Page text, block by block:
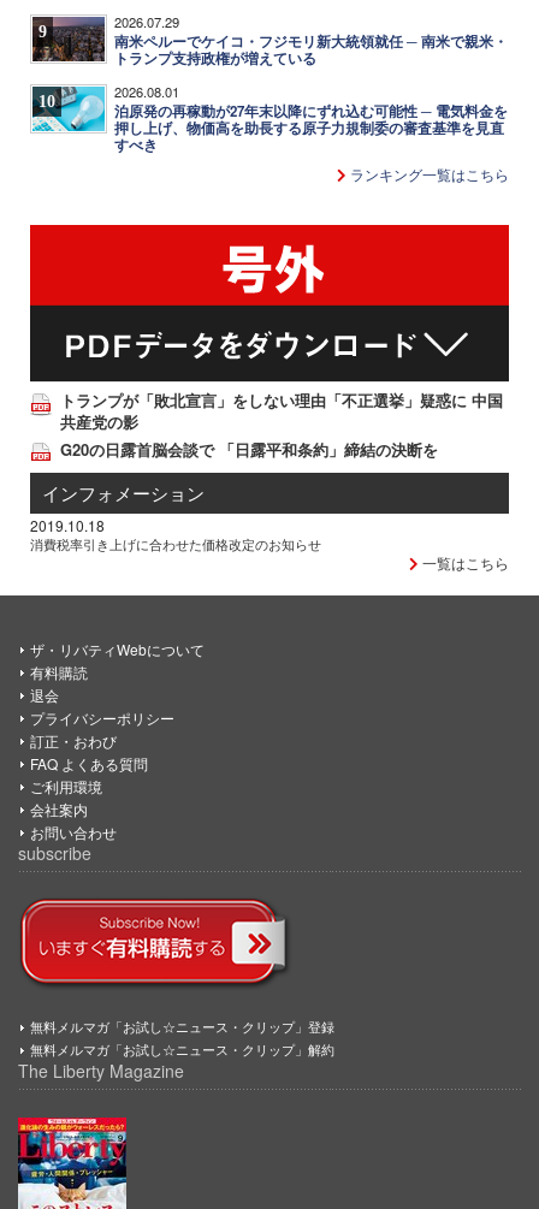
9 2026.07.29
南米ペルーでケイコ・フジモリ新大統領就任 ─ 南米で親米・
トランプ支持政権が増えている
10 2026.08.01
泊原発の再稼動が27年末以降にずれ込む可能性 ─ 電気料金を
押し上げ、物価高を助長する原子力規制委の審査基準を見直
すべき
ランキング一覧はこちら
トランプが「敗北宣言」をしない理由「不正選挙」疑惑に 中国
共産党の影
G20の日露首脳会談で 「日露平和条約」締結の決断を
インフォメーション
2019.10.18
消費税率引き上げに合わせた価格改定のお知らせ
一覧はこちら
ザ・リバティWebについて
有料購読
退会
プライバシーポリシー
訂正・おわび
FAQ よくある質問
ご利用環境
会社案内
お問い合わせ
subscribe
無料メルマガ「お試し☆ニュース・クリップ」登録
無料メルマガ「お試し☆ニュース・クリップ」解約
The Liberty Magazine